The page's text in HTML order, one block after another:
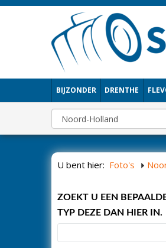
BIJZONDER DRENTHE
U bent hier: Foto's
ZOEKT U EEN
TYP DEZE DAN HIER IN.